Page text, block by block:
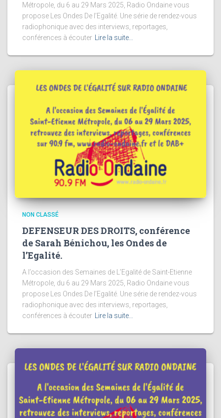
Métropole, du 6 au 29 Mars 2025, Radio Ondaine vous
propose Les Ondes De l’Egalité. Une série de rendez-vous
radiophonique avec des interviews, reportages,
conférences à écouter
Lire la suite…
NON CLASSÉ
DEFENSEUR DES DROITS, conférence
de Sarah Bénichou, les Ondes de
l’Egalité.
A l’occasion des Semaines de L’Egalité de Saint-Etienne
Métropole, du 6 au 29 Mars 2025, Radio Ondaine vous
propose Les Ondes De l’Egalité. Une série de rendez-vous
radiophonique avec des interviews, reportages,
conférences à écouter Lire la suite…